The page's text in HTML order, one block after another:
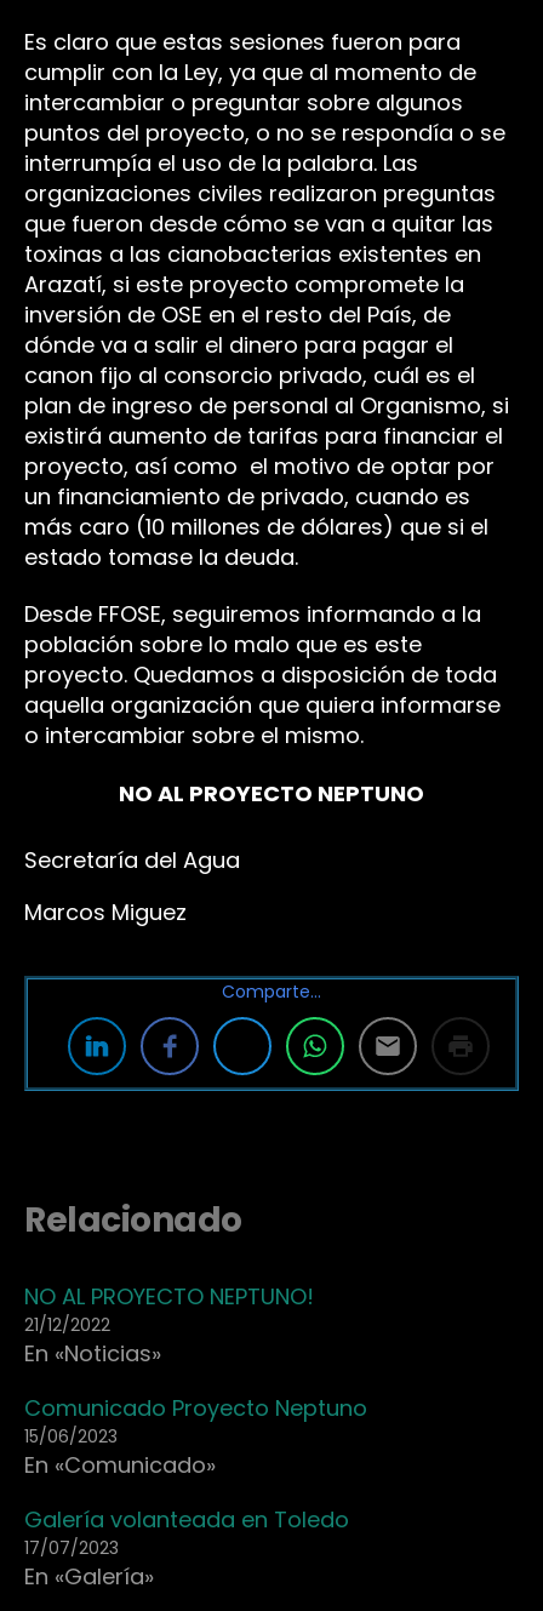
Es claro que estas sesiones fueron para
cumplir con la Ley, ya que al momento de
intercambiar o preguntar sobre algunos
puntos del proyecto, o no se respondía o se
interrumpía el uso de la palabra. Las
organizaciones civiles realizaron preguntas
que fueron desde cómo se van a quitar las
toxinas a las cianobacterias existentes en
Arazatí, si este proyecto compromete la
inversión de OSE en el resto del País, de
dónde va a salir el dinero para pagar el
canon fijo al consorcio privado, cuál es el
plan de ingreso de personal al Organismo, si
existirá aumento de tarifas para financiar el
proyecto, así como el motivo de optar por
un financiamiento de privado, cuando es
más caro (10 millones de dólares) que si el
estado tomase la deuda.
Desde FFOSE, seguiremos informando a la
población sobre lo malo que es este
proyecto. Quedamos a disposición de toda
aquella organización que quiera informarse
o intercambiar sobre el mismo.
NO AL PROYECTO NEPTUNO
Secretaría del Agua
Marcos Miguez
Comparte…
Relacionado
NO AL PROYECTO NEPTUNO!
21/12/2022
En «Noticias»
Comunicado Proyecto Neptuno
15/06/2023
En «Comunicado»
Galería volanteada en Toledo
17/07/2023
En «Galería»